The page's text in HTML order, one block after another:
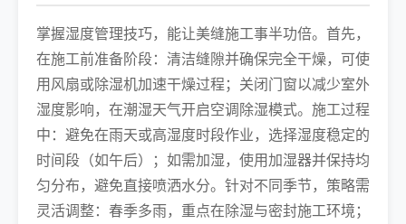
掌握湿度管理技巧，能让美缝施工事半功倍。首先，
在施工前准备阶段：清洁缝隙并确保完全干燥，可使
用风扇或除湿机加速干燥过程；关闭门窗以减少室外
湿度影响，在潮湿天气开启空调除湿模式。施工过程
中：避免在雨天或高湿度时段作业，选择湿度稳定的
时间段（如午后）；如需加湿，使用加湿器并保持均
匀分布，避免直接喷洒水分。针对不同季节，策略需
灵活调整：春季多雨，重点在除湿与密封施工环境；